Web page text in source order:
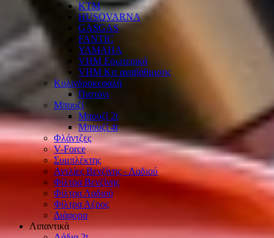
KTM
HUSQVARNA
GASGAS
FANTIC
YAMAHA
VHM Εσωτερικά
VHM Κιτ αναβάθμισης
Κυλινδροκεφαλή
Πιστόνι
Μπουζί
Μπουζί 2t
Μπουζί 4t
Φλάντζες
V-Force
Συμπλέκτης
Αντλίες Βενζίνης - Λαδιού
Φίλτρα Βενζίνης
Φίλτρα Λαδιού
Φίλτρα Αέρος
Διάφορα
Λιπαντικά